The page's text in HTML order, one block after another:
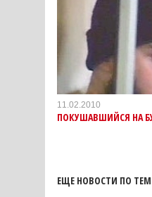
11.02.2010
ПОКУШАВШИЙСЯ НА
ЕЩЕ НОВОСТИ ПО